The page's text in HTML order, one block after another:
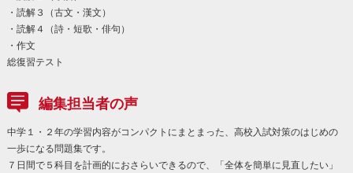
・読解３（古文・漢文）
・読解４（詩・短歌・俳句）
・作文
総復習テスト
編集担当者の声
中学１・２年の学習内容がコンパクトにまとまった、高校入試対策のはじめの
一歩になる問題集です。
７日間で５科目を計画的におさらいできるので、「全体を簡単に見直したい」